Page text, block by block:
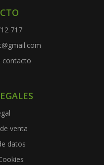
717
contacto
venta
datos